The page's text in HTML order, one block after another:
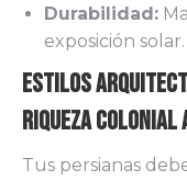
Durabilidad:
exposición solar.
Estilos
Riqueza Colonial
Tus persianas